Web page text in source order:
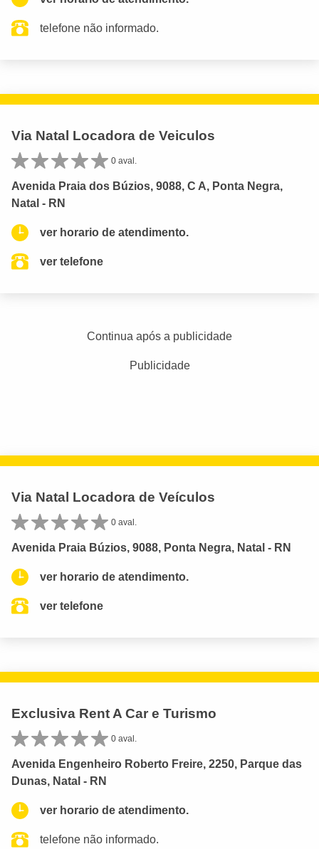
telefone não informado.
Via Natal Locadora de Veiculos
0 aval.
Avenida Praia dos Búzios, 9088, C A, Ponta Negra,
Natal - RN
ver horario de atendimento.
ver telefone
Continua após a publicidade
Publicidade
Via Natal Locadora de Veículos
0 aval.
Avenida Praia Búzios, 9088, Ponta Negra, Natal - RN
ver horario de atendimento.
ver telefone
Exclusiva Rent A Car e Turismo
0 aval.
Avenida Engenheiro Roberto Freire, 2250, Parque das
Dunas, Natal - RN
ver horario de atendimento.
telefone não informado.